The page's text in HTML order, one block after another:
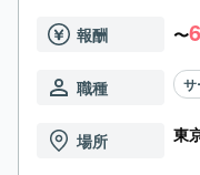
報酬 〜
職種 サ
場所 東